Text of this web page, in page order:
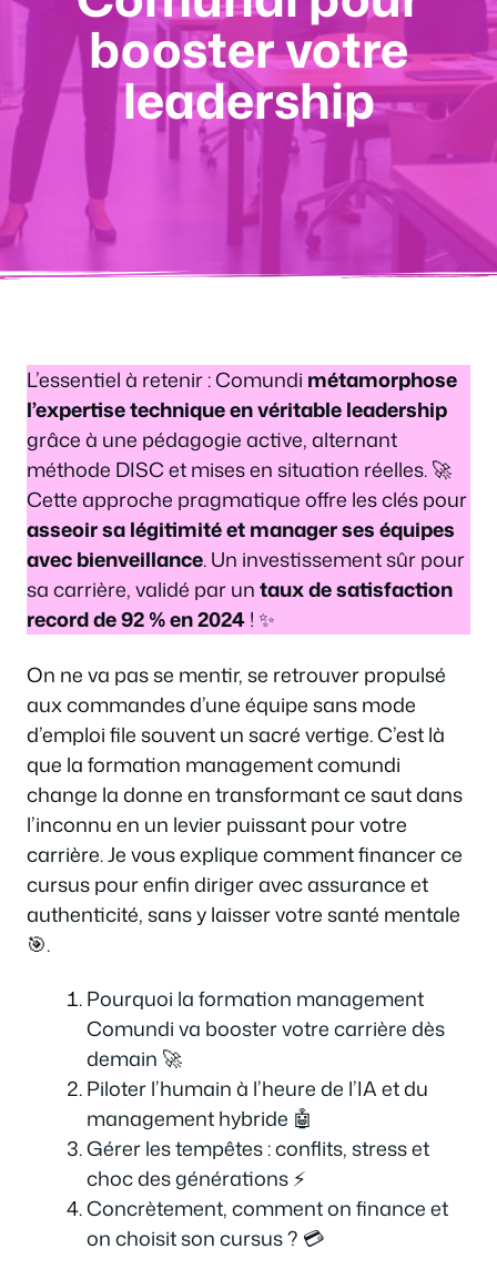
booster votre
leadership
L’essentiel à retenir : Comundi métamorphose
l’expertise technique en véritable leadership
grâce à une pédagogie active, alternant
méthode DISC et mises en situation réelles. 🚀
Cette approche pragmatique offre les clés pour
asseoir sa légitimité et manager ses équipes
avec bienveillance. Un investissement sûr pour
sa carrière, validé par untaux de satisfaction
record de 92 % en 2024! ✨
On ne va pas se mentir, se retrouver propulsé
aux commandes d’une équipe sans mode
d’emploi file souvent un sacré vertige. C’est là
que la formation management comundi
change la donne en transformant ce saut dans
l’inconnu en un levier puissant pour votre
carrière. Je vous explique comment financer ce
cursus pour enfin diriger avec assurance et
authenticité, sans y laisser votre santé mentale
🎯.
Pourquoi la formation management
Comundi va booster votre carrière dès
demain 🚀
Piloter l’humain à l’heure de l’IA et du
management hybride 🤖
Gérer les tempêtes : conflits, stress et
choc des générations ⚡
Concrètement, comment on finance et
on choisit son cursus ? 💳